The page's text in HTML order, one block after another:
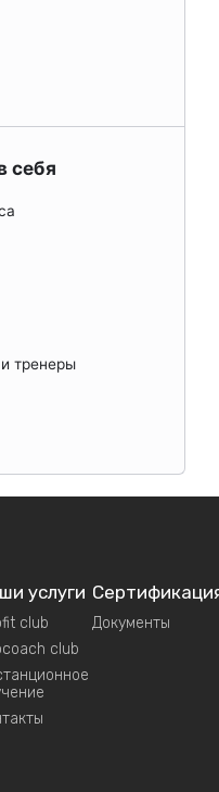
себя
тренеры
услуги
club
club
Документы